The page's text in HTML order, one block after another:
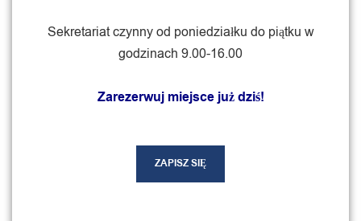
Sekretariat czynny od poniedziałku do piątku w
godzinach 9.00-16.00
Zarezerwuj miejsce już dziś!
ZAPISZ SIĘ